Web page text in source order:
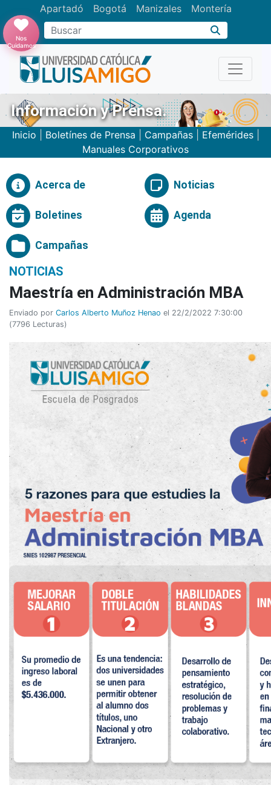
Apartadó Bogotá Manizales Montería
Buscar
Nos
Cuidamos
Información y Prensa.
Inicio Boletínes de Prensa Campañas| Efemérides|
Manuales Corporativos
Acerca de Noticias
Boletines Agenda
Campañas
NOTICIAS
Maestría en Administración MBA
Enviado por Carlos Alberto Muñoz Henao el 22/2/2022 7:30:00
(7796 Lecturas)